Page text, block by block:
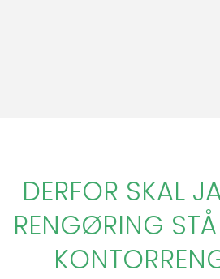
DERFOR SKAL
RENGØRING STÅ